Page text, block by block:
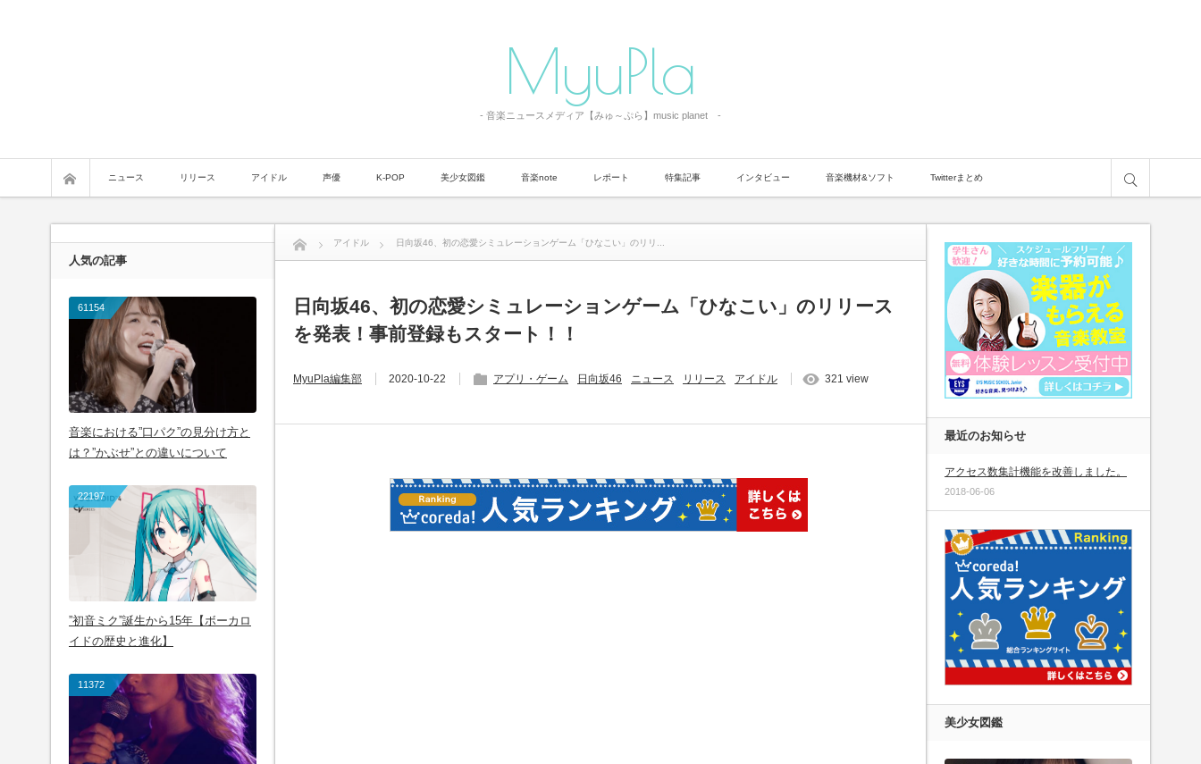
MyuPla
- 音楽ニュースメディア【みゅ～ぷら】music planet -
ニュース リリース アイドル 声優 K-POP 美少女図鑑 音楽note レポート 特集記事 インタビュー 音楽機材&ソフト Twitterまとめ
アイドル 日向坂46、初の恋愛シミュレーションゲーム「ひなこい」のリリ...
日向坂46、初の恋愛シミュレーションゲーム「ひなこい」のリリース
を発表！事前登録もスタート！！
MyuPla編集部 2020-10-22 アプリ・ゲーム 日向坂46 ニュース リリース アイドル 321 view
人気の記事
61154
音楽における”口パク”の見分け方と
は？”かぶせ”との違いについて
22197
”初音ミク”誕生から15年【ボーカロ
イドの歴史と進化】
11372
最近のお知らせ
アクセス数集計機能を改善しました。
2018-06-06
美少女図鑑